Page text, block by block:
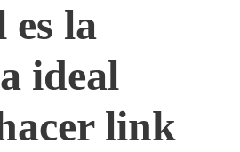
es la
ideal
link